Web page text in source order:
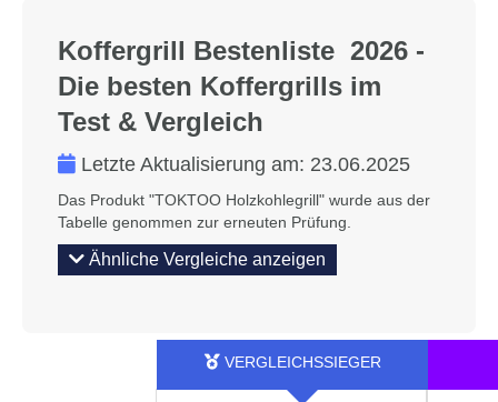
Koffergrill Bestenliste 2026 -
Die besten Koffergrills im
Test & Vergleich
Letzte Aktualisierung am: 23.06.2025
Das Produkt "TOKTOO Holzkohlegrill" wurde aus der
Tabelle genommen zur erneuten Prüfung.
Ähnliche Vergleiche anzeigen